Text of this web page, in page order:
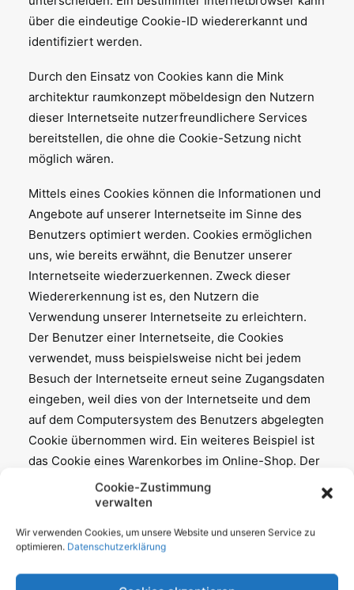
Cookie-Zustimmung
verwalten
Wir verwenden Cookies, um unsere Website und unseren Service zu
optimieren. Datenschutzerklärung
über die eindeutige Cookie-ID wiedererkannt und
identifiziert werden.
Durch den Einsatz von Cookies kann die Mink
architektur raumkonzept möbeldesign den Nutzern
dieser Internetseite nutzerfreundlichere Services
bereitstellen, die ohne die Cookie-Setzung nicht
möglich wären.
Mittels eines Cookies können die Informationen und
Angebote auf unserer Internetseite im Sinne des
Benutzers optimiert werden. Cookies ermöglichen
uns, wie bereits erwähnt, die Benutzer unserer
Internetseite wiederzuerkennen. Zweck dieser
Wiedererkennung ist es, den Nutzern die
Verwendung unserer Internetseite zu erleichtern.
Der Benutzer einer Internetseite, die Cookies
verwendet, muss beispielsweise nicht bei jedem
Besuch der Internetseite erneut seine Zugangsdaten
eingeben, weil dies von der Internetseite und dem
auf dem Computersystem des Benutzers abgelegten
Cookie übernommen wird. Ein weiteres Beispiel ist
das Cookie eines Warenkorbes im Online-Shop. Der
Online-Shop merkt sich die Artikel, die ein Kunde in
den virtuellen Warenkorb gelegt hat, über ein
Die betroffene Person kann die Setzung von
Cookies durch unsere Internetseite jederzeit mittels